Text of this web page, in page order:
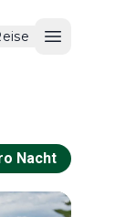
Menü
Nacht